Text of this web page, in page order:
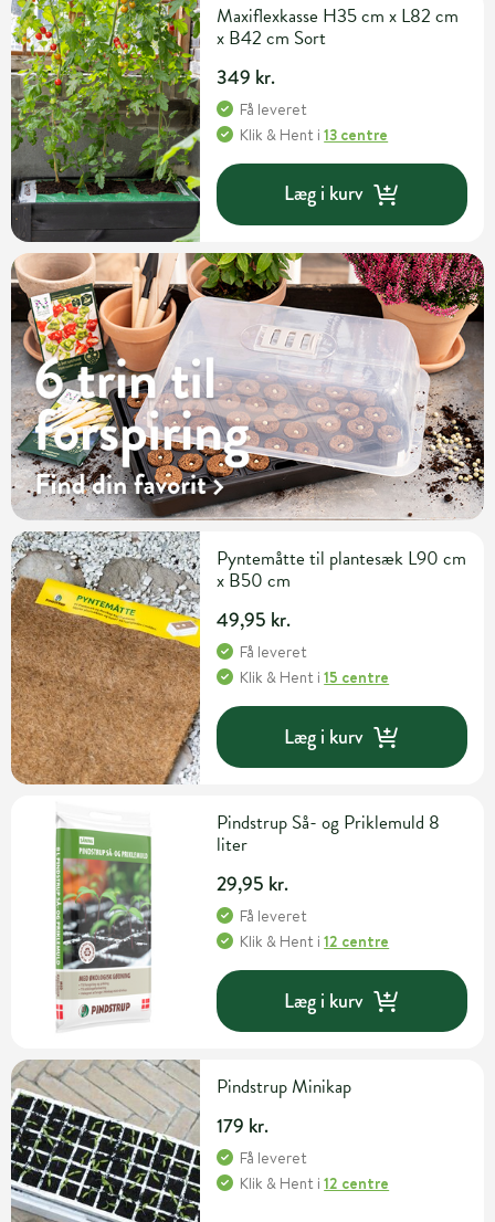
Maxiflexkasse H35 cm x L82 cm
x B42 cm Sort
349 kr.
Få leveret
Klik & Hent i13 centre
Læg i kurv
Pyntemåtte til plantesæk L90 cm
x B50 cm
49,95 kr.
Få leveret
Klik & Hent i15 centre
Læg i kurv
Pindstrup Så- og Priklemuld 8
liter
29,95 kr.
Få leveret
Klik & Hent i12 centre
Læg i kurv
Pindstrup Minikap
179 kr.
Få leveret
Klik & Hent i12 centre